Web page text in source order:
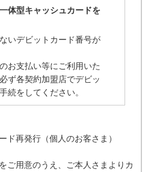
体型キャッシュカードを
いデビットカード番号が
お支払い等にご利用いた
ず各契約加盟店でデビッ
続をしてください。
ド再発行（個人のお客さま）
ご用意のうえ、ご本人さまよりカ